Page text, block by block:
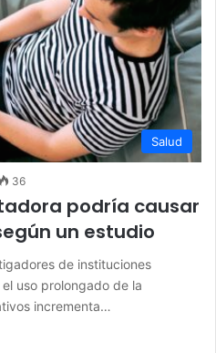
Salud
36
podría causar
un estudio
de instituciones
uso prolongado de la
incrementa…